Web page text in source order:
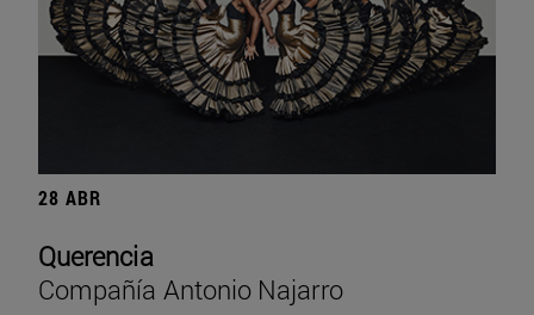
28 ABR
Querencia
Compañía Antonio Najarro